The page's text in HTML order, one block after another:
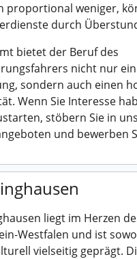
proportional weniger,
durch
bietet der Beruf des
nicht nur
sondern auch einen
Wenn Sie Interesse
stöbern Sie in
und bewerben
liegt im Herzen
Westfalen und ist
vielseitig geprägt.